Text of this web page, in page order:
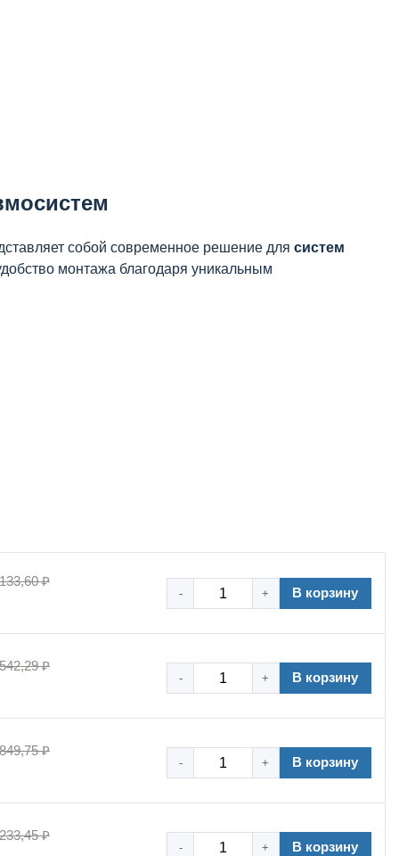
собой современное решение для систем
монтажа благодаря уникальным
₽
- + В корзину
₽
- + В корзину
₽
- + В корзину
₽
- + В корзину